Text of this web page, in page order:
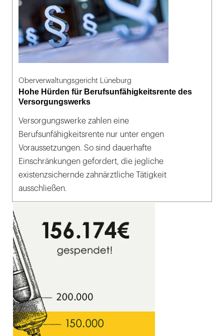
Oberverwaltungsgericht Lüneburg
Hohe Hürden für Berufsunfähigkeitsrente des
Versorgungswerks
Versorgungswerke zahlen eine
Berufsunfähigkeitsrente nur unter engen
Voraussetzungen. So sind dauerhafte
Einschränkungen gefordert, die jegliche
existenzsichernde zahnärztliche Tätigkeit
ausschließen.